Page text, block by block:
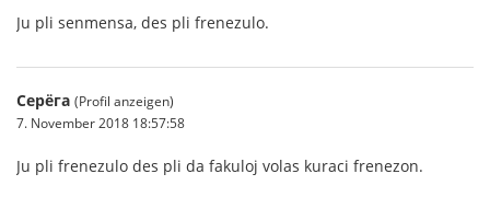
Ju pli senmensa, des pli frenezulo.
Серёга (Profil anzeigen)
7. November 2018 18:57:58
Ju pli frenezulo des pli da fakuloj volas kuraci frenezon.